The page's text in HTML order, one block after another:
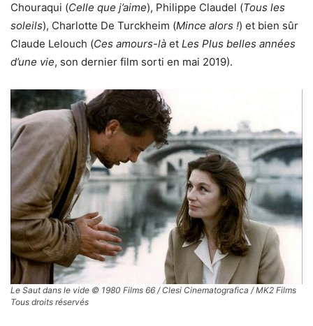
Chouraqui (Celle que j’aime), Philippe Claudel (Tous les
soleils), Charlotte De Turckheim (Mince alors !) et bien sûr
Claude Lelouch (Ces amours-là et Les Plus belles années
d’une vie, son dernier film sorti en mai 2019).
Le Saut dans le vide © 1980 Films 66 / Clesi Cinematografica / MK2 Films
Tous droits réservés